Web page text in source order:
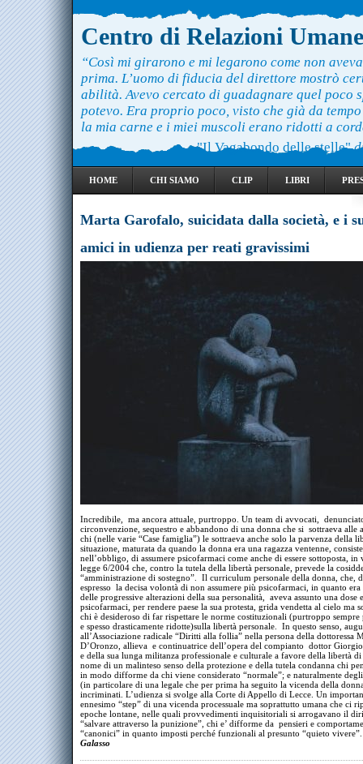
Centro di Relazioni Umane
“Così mi girarono e mi legarono come non
prima. L’uomo di fiducia del direttore mostrò
abilità. Avevo cercato di guadagnare quel poco
potevo. Era proprio poco, visto che già da
la mia carne e i miei muscoli erano ridotti a
"Il Vagabondo delle stelle"
HOME CHI SIAMO CLIP LIBRI
Marta Garofalo, suicidata dalla società, e i
amici in udienza per reati gravissimi
Incredibile, ma ancora attuale, purtroppo. Un team di avvocati,
circonvenzione, sequestro e abbandono di una donna che si sottraeva alle
chi (nelle varie “Case famiglia”) le sottraeva anche solo la parvenza della
situazione, maturata da quando la donna era una ragazza ventenne,
nell’obbligo, di assumere psicofarmaci come anche di essere sottoposta, in
legge 6/2004 che, contro la tutela della libertà personale, prevede la
“amministrazione di sostegno”. Il curriculum personale della donna, che,
espresso la decisa volontà di non assumere più psicofarmaci, in quanto era
delle progressive alterazioni della sua personalità, aveva assunto una dose
psicofarmaci, per rendere paese la sua protesta, grida vendetta al cielo ma
chi è desideroso di far rispettare le norme costituzionali (purtroppo
e spesso drasticamente ridotte)sulla libertà personale. In questo senso,
all’Associazione radicale “Diritti alla follia” nella persona della dottoressa
D’Oronzo, allieva e continuatrice dell’opera del compianto dottor
e della sua lunga militanza professionale e culturale a favore della libertà
nome di un malinteso senso della protezione e della tutela condanna chi
in modo difforme da chi viene considerato “normale”; e naturalmente
(in particolare di una legale che per prima ha seguito la vicenda della
incriminati. L’udienza si svolge alla Corte di Appello di Lecce. Un
ennesimo “step” di una vicenda processuale ma soprattutto umana che ci
epoche lontane, nelle quali provvedimenti inquisitoriali si arrogavano il
“salvare attraverso la punizione”, chi e’ difforme da pensieri e
“canonici” in quanto imposti perché funzionali al presunto “quieto
Galasso